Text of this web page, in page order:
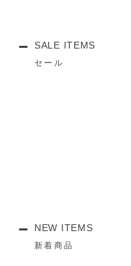
SALE ITEMS
セール
NEW ITEMS
新着商品